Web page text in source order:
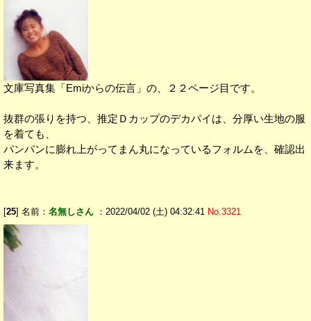
文庫写真集「Emiからの伝言」の、２２ページ目です。
抜群の張りを持つ、推定Ｄカップのデカパイは、分厚い生地の服
を着ても、
パンパンに膨れ上がってまん丸になっているフォルムを、確認出
来ます。
[25] 名前： 名無しさん ：2022/04/02 (土) 04:32:41 No.3321